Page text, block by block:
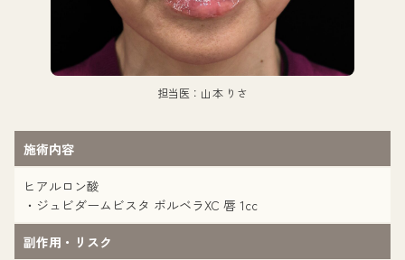
担当医：山本 りさ
施術内容
ヒアルロン酸
・ジュビダームビスタ ボルベラXC 唇 1cc
副作用・リスク